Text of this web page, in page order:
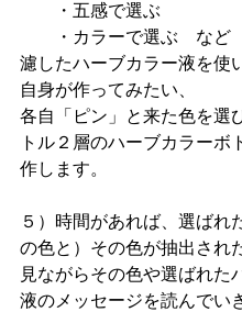
・五感で選ぶ
・カラーで選ぶ　など
濾したハーブカラー液を使
自身が作ってみたい、
各自「ピン」と来た色を選
トル２層のハーブカラーボ
作します。
５）時間があれば、選ばれ
の色と）その色が抽出され
見ながらその色や選ばれた
液のメッセージを読んでい